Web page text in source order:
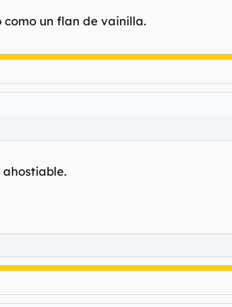
un flan de vainilla.